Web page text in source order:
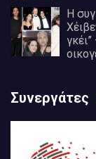
Η
Συνεργάτες